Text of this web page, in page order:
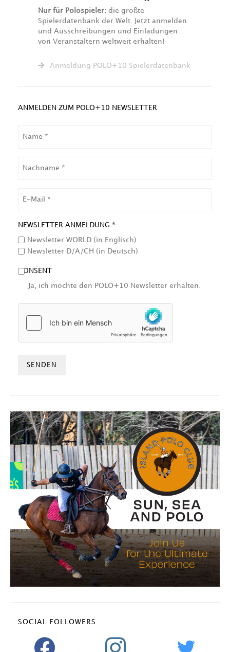
Nur für Polospieler: die größte
Spielerdatenbank der Welt. Jetzt anmelden
und Ausschreibungen und Einladungen
von Veranstaltern weltweit erhalten!
Anmeldung POLO+10 Spielerdatenbank
ANMELDEN ZUM POLO+10 NEWSLETTER
NEWSLETTER ANMELDUNG *
Newsletter WORLD (in Englisch)
Newsletter D/A/CH (in Deutsch)
CONSENT
Ja, ich möchte den POLO+10 Newsletter erhalten.
SOCIAL FOLLOWERS